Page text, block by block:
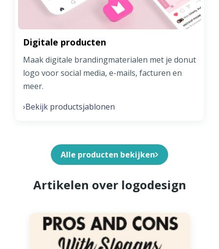
Digitale producten
Maak digitale brandingmaterialen met je donut
logo voor social media, e-mails, facturen en
meer.
›Bekijk productsjablonen
Alle producten bekijken
Artikelen over logodesign